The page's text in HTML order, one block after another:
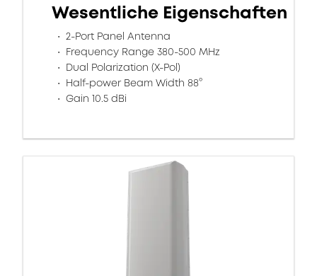
Wesentliche Eigenschaften
2-Port Panel Antenna
Frequency Range 380-500 MHz
Dual Polarization (X-Pol)
Half-power Beam Width 88°
Gain 10.5 dBi